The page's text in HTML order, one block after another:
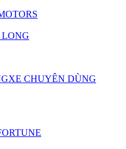
XE CHUYÊN DÙNG